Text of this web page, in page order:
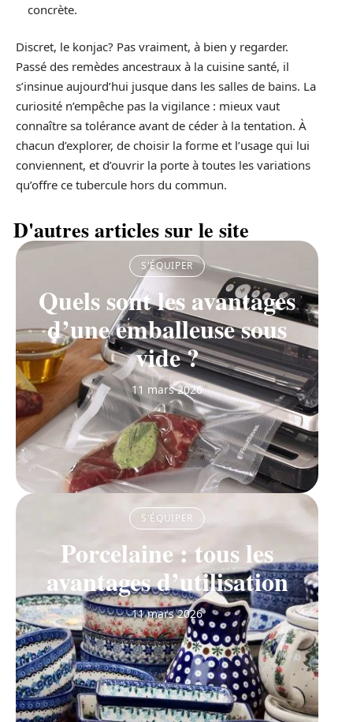
concrète.
Discret, le konjac? Pas vraiment, à bien y regarder.
Passé des remèdes ancestraux à la cuisine santé, il
s’insinue aujourd’hui jusque dans les salles de bains. La
curiosité n’empêche pas la vigilance : mieux vaut
connaître sa tolérance avant de céder à la tentation. À
chacun d’explorer, de choisir la forme et l’usage qui lui
conviennent, et d’ouvrir la porte à toutes les variations
qu’offre ce tubercule hors du commun.
D'autres articles sur le site
S'ÉQUIPER
Quels sont les avantages
d’une emballeuse sous
vide ?
11 mars 2026
S'ÉQUIPER
Porcelaine : tous les
avantages d’utilisation
11 mars 2026